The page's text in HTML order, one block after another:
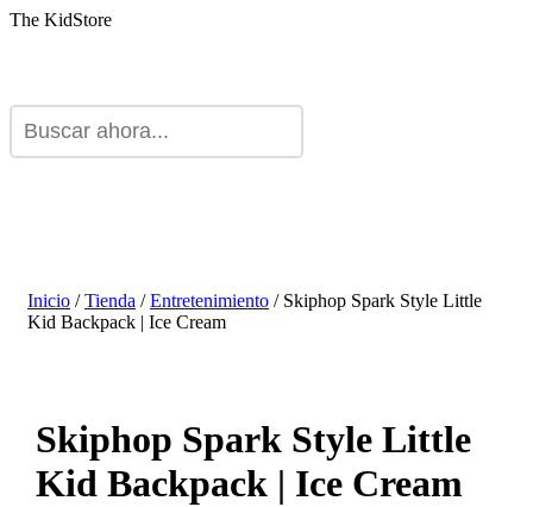
The KidStore
Inicio /Tienda /Entretenimiento / Skiphop Spark Style Little
Kid Backpack | Ice Cream
Skiphop Spark Style Little
Kid Backpack | Ice Cream